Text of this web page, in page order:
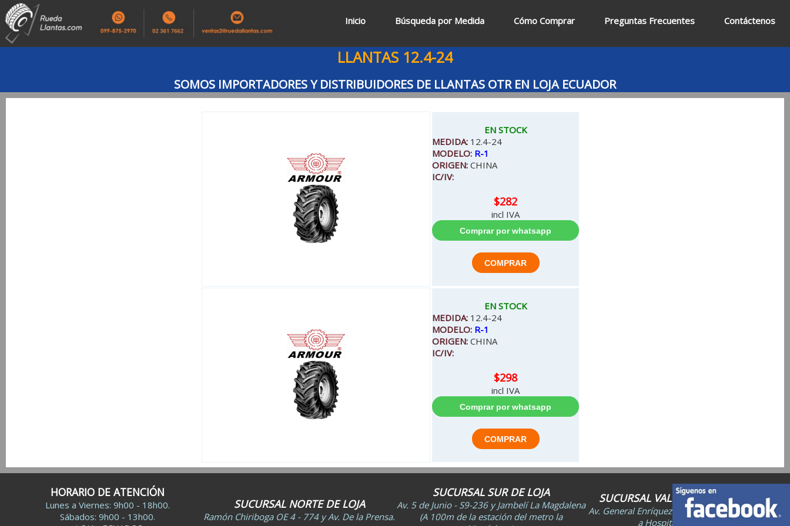
Inicio Búsqueda por Medida Cómo Comprar Preguntas Frecuentes Contáctenos
LLANTAS 12.4-24
SOMOS IMPORTADORES Y DISTRIBUIDORES DE LLANTAS OTR EN LOJA ECUADOR
EN STOCK
MEDIDA: 12.4-24
MODELO: R-1
ORIGEN: CHINA
IC/IV:
$282
incl IVA
EN STOCK
MEDIDA: 12.4-24
MODELO: R-1
ORIGEN: CHINA
IC/IV:
$298
incl IVA
HORARIO DE ATENCIÓN
Lunes a Viernes: 9h00 - 18h00.
Sábados: 9h00 - 13h00.
SUCURSAL NORTE DE LOJA
Ramón Chiriboga OE 4 - 774 y Av. De la Prensa.
SUCURSAL SUR DE LOJA
Av. 5 de Junio - S9-236 y Jambelí La Magdalena
(A 100m de la estación del metro la
SUCURSAL VALLE DE LOS CHILLOS
Av. General Enríquez N30 e Isla Santiago (Junto
a Hospital San Rafael).